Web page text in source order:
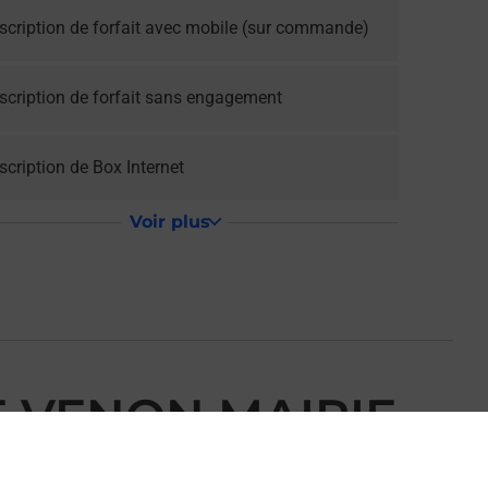
de forfait avec mobile (sur commande)
de forfait sans engagement
de Box Internet
Voir plus
MAIRIE